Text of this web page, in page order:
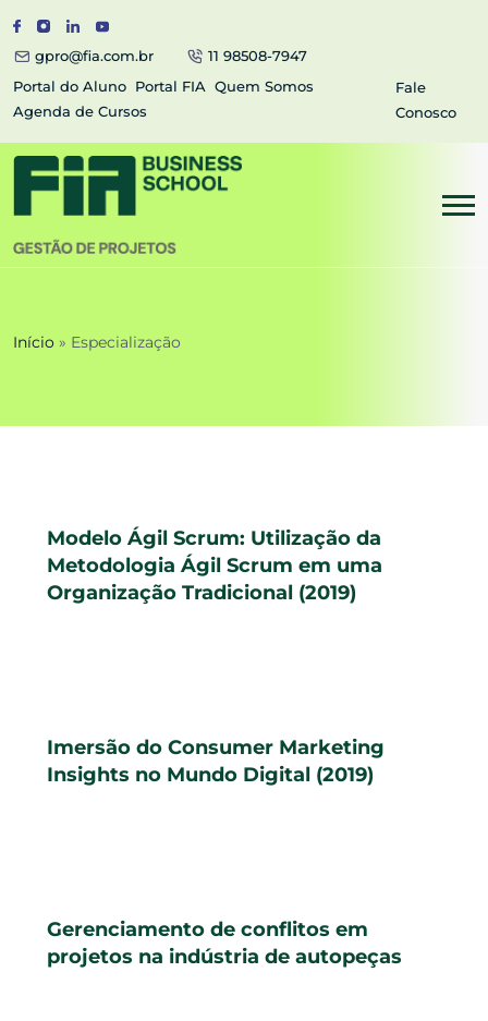
gpro@fia.com.br
11 98508-7947
Portal do Aluno Portal FIA Quem Somos
Agenda de Cursos
Fale
Conosco
Início » Especialização
Modelo Ágil Scrum: Utilização da
Metodologia Ágil Scrum em uma
Organização Tradicional (2019)
Imersão do Consumer Marketing
Insights no Mundo Digital (2019)
Gerenciamento de conflitos em
projetos na indústria de autopeças